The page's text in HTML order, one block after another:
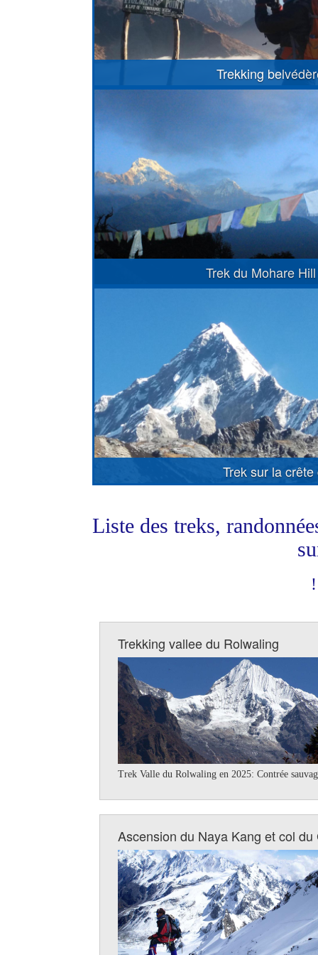
Trekking
Trek du Mohare
Trek sur la
Liste des treks,
Trekking vallee du Rolwaling
Trek Valle du Rolwaling en 2025: Contrée
Ascension du Naya Kang et col du